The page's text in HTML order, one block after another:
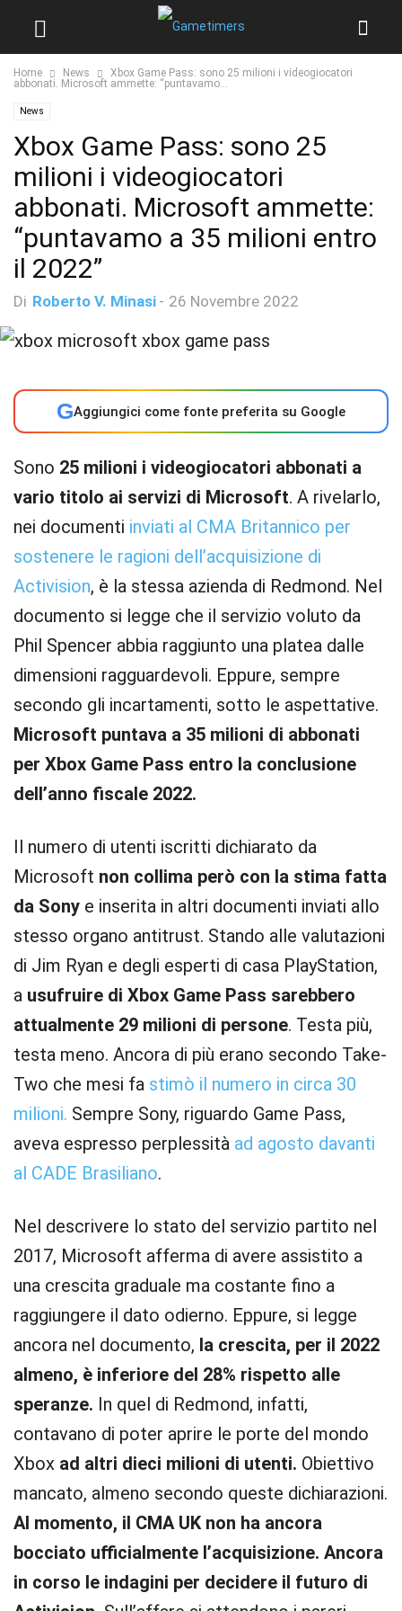
Home News
Xbox Game Pass: sono 25 milioni i videogiocatori
abbonati. Microsoft ammette: “puntavamo...
News
Xbox Game Pass: sono 25
milioni i videogiocatori
abbonati. Microsoft ammette:
“puntavamo a 35 milioni entro
il 2022”
Di Roberto V. Minasi - 26 Novembre 2022
GAggiungici come fonte preferita su Google
Sono 25 milioni i videogiocatori abbonati a
vario titolo ai servizi di Microsoft. A rivelarlo,
nei documenti inviati al CMA Britannico per
sostenere le ragioni dell’acquisizione di
Activision, è la stessa azienda di Redmond. Nel
documento si legge che il servizio voluto da
Phil Spencer abbia raggiunto una platea dalle
dimensioni ragguardevoli. Eppure, sempre
secondo gli incartamenti, sotto le aspettative.
Microsoft puntava a 35 milioni di abbonati
per Xbox Game Pass entro la conclusione
dell’anno fiscale 2022.
Il numero di utenti iscritti dichiarato da
Microsoft non collima però con la stima fatta
da Sony e inserita in altri documenti inviati allo
stesso organo antitrust. Stando alle valutazioni
di Jim Ryan e degli esperti di casa PlayStation,
a usufruire di Xbox Game Pass sarebbero
attualmente 29 milioni di persone. Testa più,
testa meno. Ancora di più erano secondo Take-
Two che mesi fa stimò il numero in circa 30
milioni. Sempre Sony, riguardo Game Pass,
aveva espresso perplessità ad agosto davanti
al CADE Brasiliano.
Nel descrivere lo stato del servizio partito nel
2017, Microsoft afferma di avere assistito a
una crescita graduale ma costante fino a
raggiungere il dato odierno. Eppure, si legge
ancora nel documento, la crescita, per il 2022
almeno, è inferiore del 28% rispetto alle
speranze. In quel di Redmond, infatti,
contavano di poter aprire le porte del mondo
Xbox ad altri dieci milioni di utenti. Obiettivo
mancato, almeno secondo queste dichiarazioni.
Al momento, il CMA UK non ha ancora
bocciato ufficialmente l’acquisizione. Ancora
in corso le indagini per decidere il futuro di